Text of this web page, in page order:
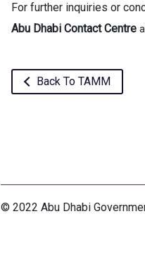
For further inquiries or
Abu Dhabi Contact Centre
Back To TAMM
© 2022 Abu Dhabi